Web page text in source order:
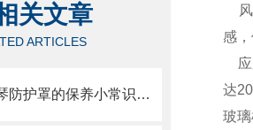
关文章
ARTICLES
关于耐高温风琴防护罩的保养小常识介绍
感
达
玻